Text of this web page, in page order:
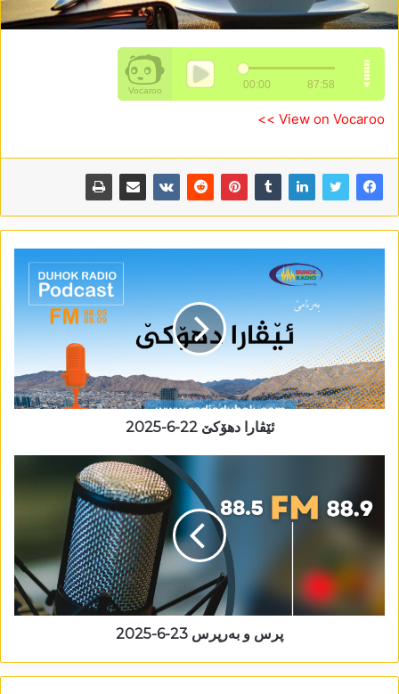
View on Vocaroo >>
ئێڤارا دھۆکێ 22-6-2025
پرس و بەرپرس 23-6-2025